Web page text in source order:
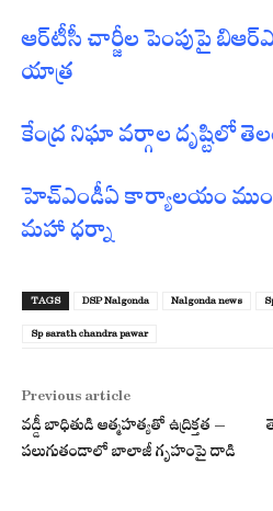
ఆర్‌టీసీ చార్జీల పెంపుపై
యాత్ర
కేంద్ర నిఘా వర్గాల దృష్టిలో
హెచ్ఎండీఏ కార్యాలయం
మహా ధర్నా
TAGS DSP Nalgonda Nalgonda news
Sp sarath chandra pawar
Previous article
వడ్డీ బాధితుడి ఆత్మహత్యతో ఉద్రిక్తత –
పలుగుతండాలో బాలాజీ గృహంపై దాడి